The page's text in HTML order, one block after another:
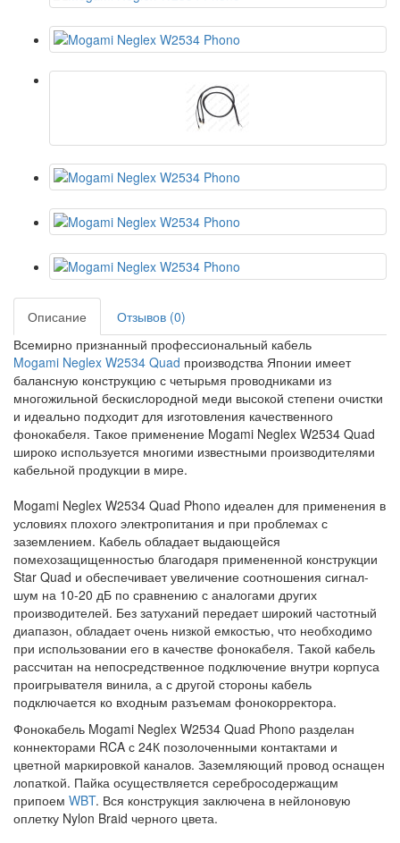
Описание
Отзывов (0)
Всемирно признанный профессиональный кабель
Mogami Neglex W2534 Quad производства Японии имеет
балансную конструкцию с четырьмя проводниками из
многожильной бескислородной меди высокой степени очистки
и идеально подходит для изготовления качественного
фонокабеля. Такое применение Mogami Neglex W2534 Quad
широко используется многими известными производителями
кабельной продукции в мире.
Mogami Neglex W2534 Quad Phono идеален для применения в
условиях плохого электропитания и при проблемах с
заземлением. Кабель обладает выдающейся
помехозащищенностью благодаря примененной конструкции
Star Quad и обеспечивает увеличение соотношения сигнал-
шум на 10-20 дБ по сравнению с аналогами других
производителей. Без затуханий передает широкий частотный
диапазон, обладает очень низкой емкостью, что необходимо
при использовании его в качестве фонокабеля. Такой кабель
рассчитан на непосредственное подключение внутри корпуса
проигрывателя винила, а с другой стороны кабель
подключается ко входным разъемам фонокорректора.
Фонокабель Mogami Neglex W2534 Quad Phono разделан
коннекторами RCA с 24К позолоченными контактами и
цветной маркировкой каналов. Заземляющий провод оснащен
лопаткой. Пайка осуществляется серебросодержащим
припоем WBT. Вся конструкция заключена в нейлоновую
оплетку Nylon Braid черного цвета.